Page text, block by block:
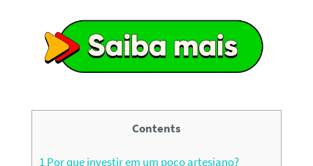
Contents
1Por que investir em um poço artesiano?